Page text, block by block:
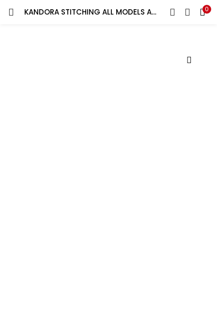
KANDORA STITCHING ALL MODELS AL ABADI,EMARATI,KUWAITI,BAHRAINI,QATRI,SAUDI&OMANI WHITE&COLORS CLOTHES JAPAN.كندورة لخياطة جميع الموديلات العبادي والاماراتي والكويتي والبحريني والقطري والسعودي والعماني ملابس بيضاء والوان يابانية 0
LOGIN